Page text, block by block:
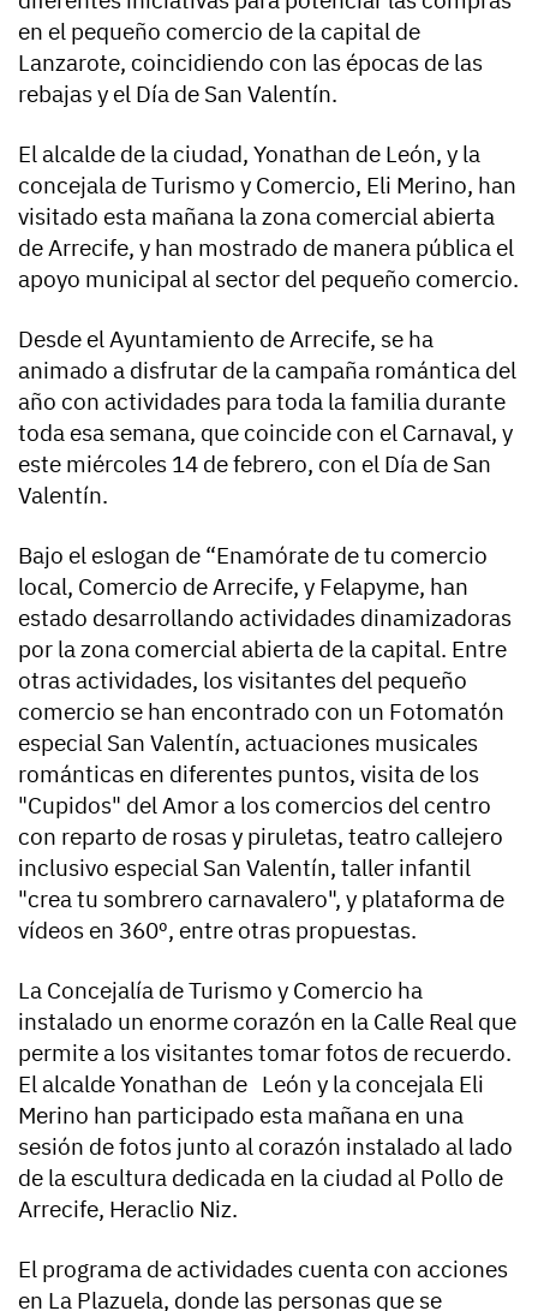
en el pequeño comercio de la capital de
Lanzarote, coincidiendo con las épocas de las
rebajas y el Día de San Valentín.
El alcalde de la ciudad, Yonathan de León, y la
concejala de Turismo y Comercio, Eli Merino, han
visitado esta mañana la zona comercial abierta
de Arrecife, y han mostrado de manera pública el
apoyo municipal al sector del pequeño comercio.
Desde el Ayuntamiento de Arrecife, se ha
animado a disfrutar de la campaña romántica del
año con actividades para toda la familia durante
toda esa semana, que coincide con el Carnaval, y
este miércoles 14 de febrero, con el Día de San
Valentín.
Bajo el eslogan de “Enamórate de tu comercio
local, Comercio de Arrecife, y Felapyme, han
estado desarrollando actividades dinamizadoras
por la zona comercial abierta de la capital. Entre
otras actividades, los visitantes del pequeño
comercio se han encontrado con un Fotomatón
especial San Valentín, actuaciones musicales
románticas en diferentes puntos, visita de los
"Cupidos" del Amor a los comercios del centro
con reparto de rosas y piruletas, teatro callejero
inclusivo especial San Valentín, taller infantil
"crea tu sombrero carnavalero", y plataforma de
vídeos en 360º, entre otras propuestas.
La Concejalía de Turismo y Comercio ha
instalado un enorme corazón en la Calle Real que
permite a los visitantes tomar fotos de recuerdo.
El alcalde Yonathan de León y la concejala Eli
Merino han participado esta mañana en una
sesión de fotos junto al corazón instalado al lado
de la escultura dedicada en la ciudad al Pollo de
Arrecife, Heraclio Niz.
El programa de actividades cuenta con acciones
en La Plazuela, donde las personas que se